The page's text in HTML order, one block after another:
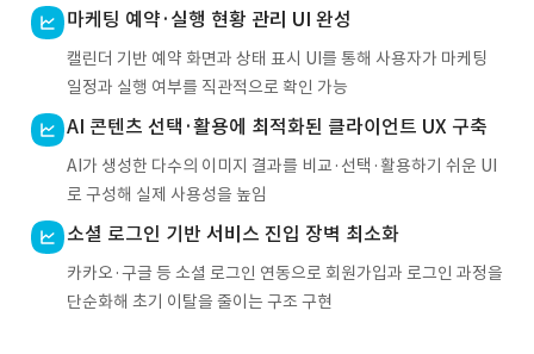
마케팅 예약·실행 현황 관리 UI 완성
캘린더 기반 예약 화면과 상태 표시 UI를 통해 사용자가 마케팅
일정과 실행 여부를 직관적으로 확인 가능
AI 콘텐츠 선택·활용에 최적화된 클라이언트 UX 구축
AI가 생성한 다수의 이미지 결과를 비교·선택·활용하기 쉬운 UI
로 구성해 실제 사용성을 높임
소셜 로그인 기반 서비스 진입 장벽 최소화
카카오·구글 등 소셜 로그인 연동으로 회원가입과 로그인 과정을
단순화해 초기 이탈을 줄이는 구조 구현